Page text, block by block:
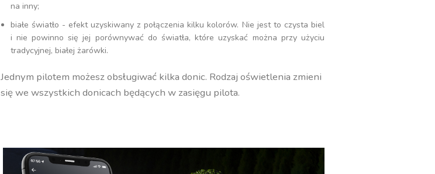
na inny;
białe światło - efekt uzyskiwany z połączenia kilku kolorów. Nie jest to czysta biel
i nie powinno się jej porównywać do światła, które uzyskać można przy użyciu
tradycyjnej, białej żarówki.
Jednym pilotem możesz obsługiwać kilka donic. Rodzaj oświetlenia zmieni
się we wszystkich donicach będących w zasięgu pilota.